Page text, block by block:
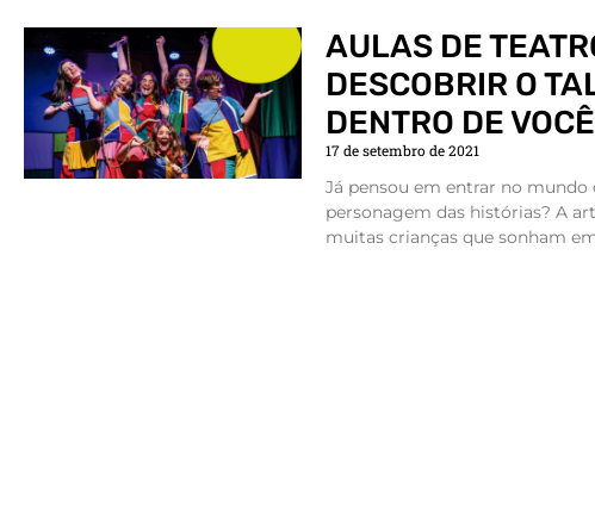
AULAS DE
DESCOBRIR O
DENTRO DE VOCÊ
17 de setembro de 2021
Já pensou em entrar no
personagem das histórias? A
muitas crianças que sonham